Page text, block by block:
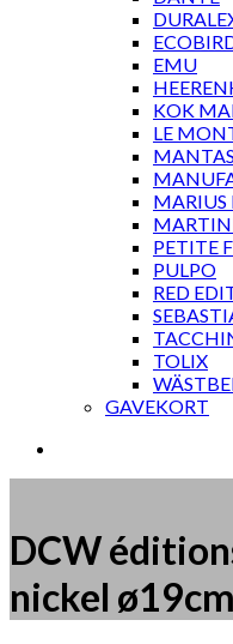
EMU
KOK
LE
MARIUS
PETITE
PULPO
RED
TOLIX
GAVEKORT
DCW
nickel